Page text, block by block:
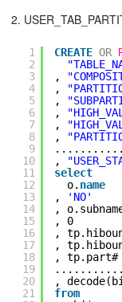
2.
1
2
3
4
5
6
7
8
9
10
11
12
13
14
15
16
17
18
19
20
21
CREATE OR
,
,
,
,
,
,
,
select
o. name
,
'NO'
,
, 0
,
,
, tp.part#
,
from